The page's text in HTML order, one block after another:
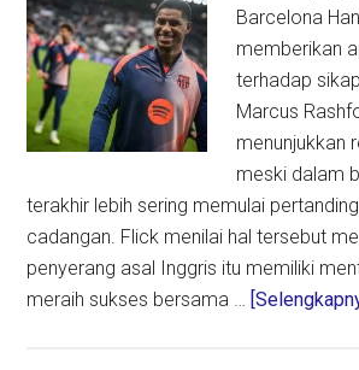
Barcelona
memberikan
terhadap
Marcus
menunjukkan
meski dalam
terakhir lebih sering memulai
cadangan. Flick menilai hal tersebut
penyerang asal Inggris itu memiliki
meraih sukses bersama …